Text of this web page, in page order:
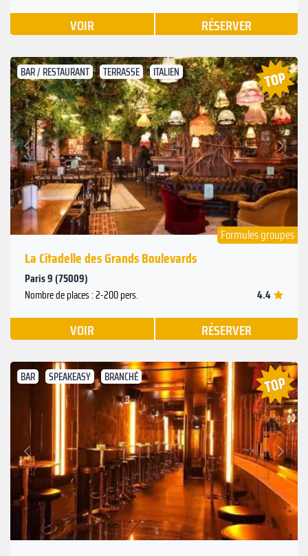
VOIR RÉSERVER
BAR / RESTAURANT TERRASSE ITALIEN
Précédent
Suivant
Formules groupes
La Citadelle des Grands Boulevards
Paris 9 (75009)
Nombre de places : 2-200 pers. 4.4
VOIR RÉSERVER
BAR SPEAKEASY BRANCHÉ
Précédent
Suivant